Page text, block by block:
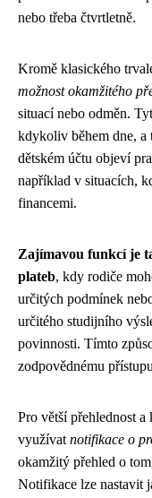
nebo třeba čtvrtletně.
Kromě klasického
možnost okamžitého
situací nebo odměn.
kdykoliv během dne, a
dětském účtu objeví
například v situacích,
financemi.
Zajímavou funkcí je
plateb, kdy rodiče
určitých podmínek
určitého studijního
povinnosti. Tímto
zodpovědnému
Pro větší přehlednost
využívat notifikace o
okamžitý přehled o
Notifikace lze nastavit